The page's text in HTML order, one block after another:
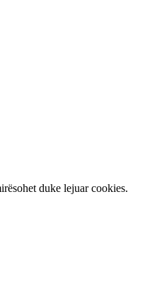
duke lejuar cookies.